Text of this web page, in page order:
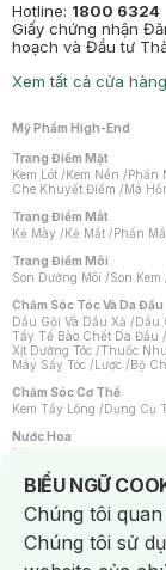
Hotline: 1800 6324
Giấy chứng nhận
hoạch và Đầu tư
Xem tất cả cửa hàng
Mỹ Phẩm High-End
Trang Điểm Mặt
Kem Lót /Kem Nền /Phấn
Che Khuyết Điểm /Má
Trang Điểm Mắt
Kẻ Mày /Kẻ Mắt /Phấn
Trang Điểm Môi
Son Dưỡng Môi /Son
Chăm Sóc Tóc Và Da Đầu
Dầu Gội Và Dầu Xả /Dầu
Tẩy Tế Bào Chết Da Đầu /
Xịt Dưỡng Tóc /Thuốc
Máy Sấy Tóc /Lược /Bộ
Chăm Sóc Cơ Thể
Kem Tẩy Lông /Dụng Cụ
Nước Hoa
Nước Hoa Nữ
Chăm Sóc Cá Nhân
Chống Muỗi /Khẩu Trang
Sản Phẩm Chăm Sóc Khác
Hỗ Trợ Trắng Răng/Kem
Tăm / Chỉ Nha Khoa/ Xịt
BIỂU NGỮ
Notice about
Chúng tôi
Chúng tôi sử